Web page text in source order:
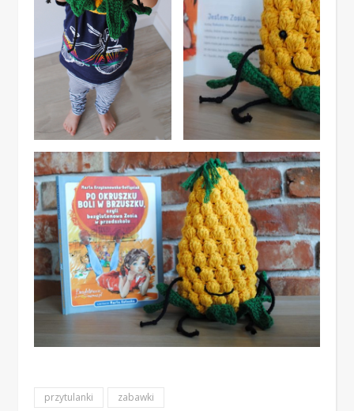
przytulanki zabawki